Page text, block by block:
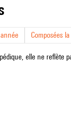
Composées
elle ne reflète